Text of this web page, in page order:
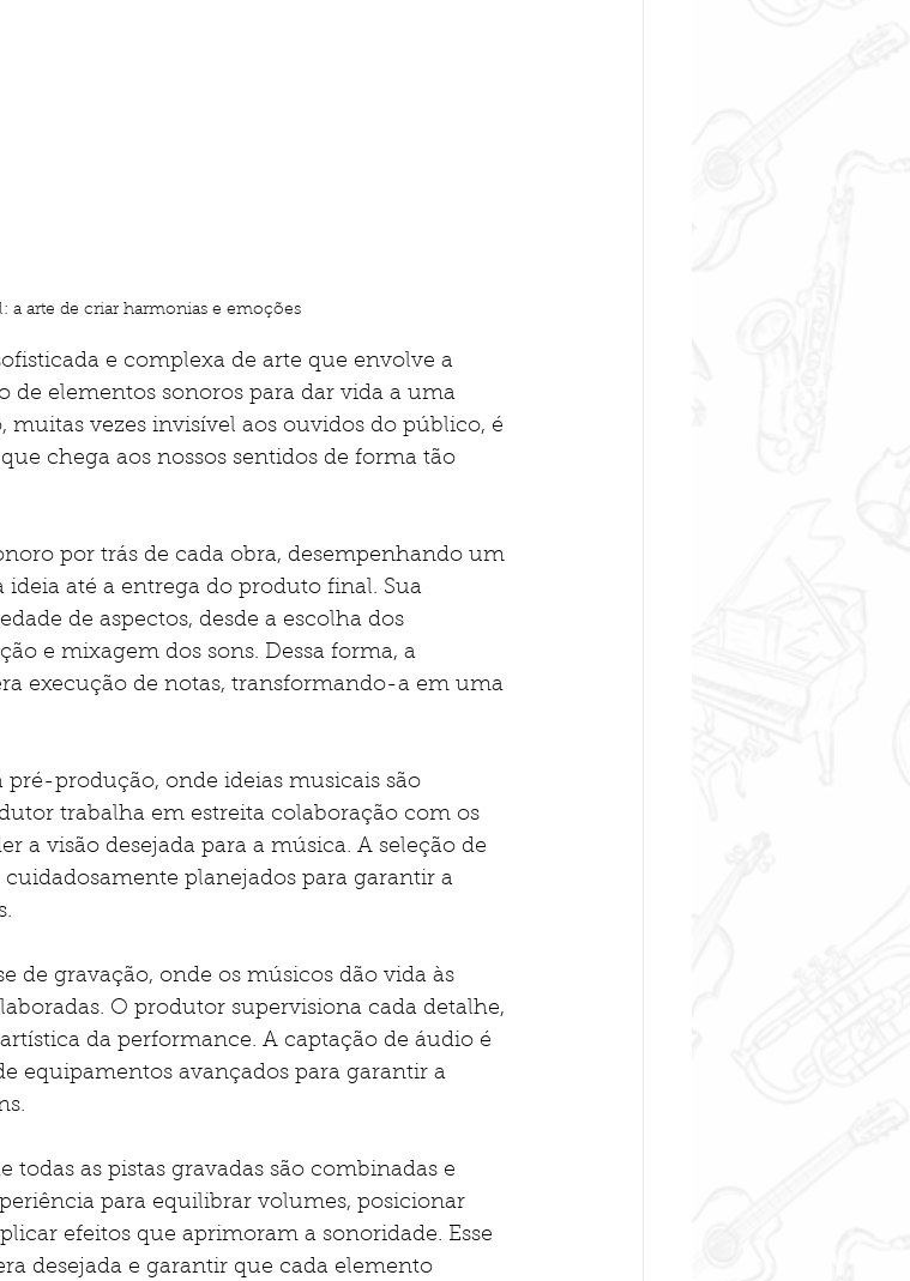
a arte de criar harmonias e emoções
e complexa de arte que envolve a
de elementos sonoros para dar vida a uma
muitas vezes invisível aos ouvidos do público, é
chega aos nossos sentidos de forma tão
por trás de cada obra, desempenhando um
até a entrega do produto final. Sua
de aspectos, desde a escolha dos
e mixagem dos sons. Dessa forma, a
execução de notas, transformando-a em uma
pré-produção, onde ideias musicais são
trabalha em estreita colaboração com os
a visão desejada para a música. A seleção de
planejados para garantir a
de gravação, onde os músicos dão vida às
O produtor supervisiona cada detalhe,
da performance. A captação de áudio é
equipamentos avançados para garantir a
as pistas gravadas são combinadas e
para equilibrar volumes, posicionar
efeitos que aprimoram a sonoridade. Esse
desejada e garantir que cada elemento